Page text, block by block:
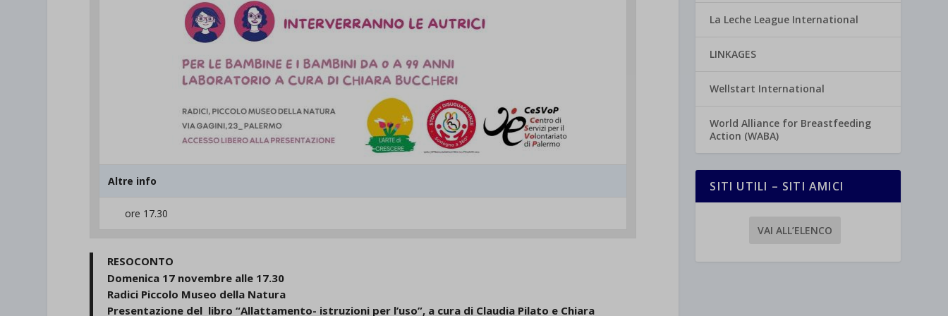
Altre info
ore 17.30
RESOCONTO
Domenica 17 novembre alle 17.30
Radici Piccolo Museo della Natura
Presentazione del libro “Allattamento- istruzioni per l’uso”, a cura di Claudia Pilato e Chiara
La Leche League International
LINKAGES
Wellstart International
World Alliance for Breastfeeding
Action (WABA)
SITI UTILI – SITI AMICI
VAI ALL’ELENCO